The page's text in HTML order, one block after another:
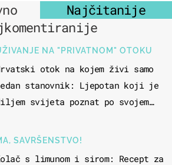
Najčitanije
NA "PRIVATNOM" OTOKU
otok na kojem živi samo
stanovnik: Ljepotan koji je
svijeta poznat po svojem
SAVRŠENSTVO!
s limunom i sirom: Recept za